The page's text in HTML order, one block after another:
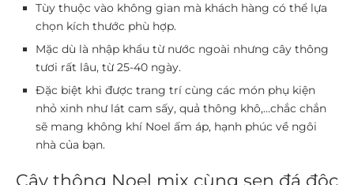
Tùy thuộc vào không gian mà khách hàng có thể lựa
chọn kích thước phù hợp.
Mặc dù là nhập khẩu từ nước ngoài nhưng cây thông
tươi rất lâu, từ 25-40 ngày.
Đặc biệt khi được trang trí cùng các món phụ kiện
nhỏ xinh như lát cam sấy, quả thông khô,…chắc chắn
sẽ mang không khí Noel ấm áp, hạnh phúc về ngôi
nhà của bạn.
Cây thông Noel mix cùng sen đá độc